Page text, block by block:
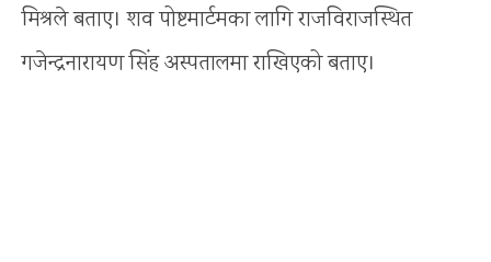
मिश्रले बताए। शव पोष्टमार्टमका लागि राजविराजस्थित
गजेन्द्रनारायण सिंह अस्पतालमा राखिएको बताए।